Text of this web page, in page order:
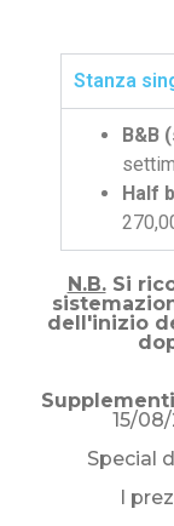
Stanza
B&B
Half
N.B.Si
dell'inizio
15/
Special
I